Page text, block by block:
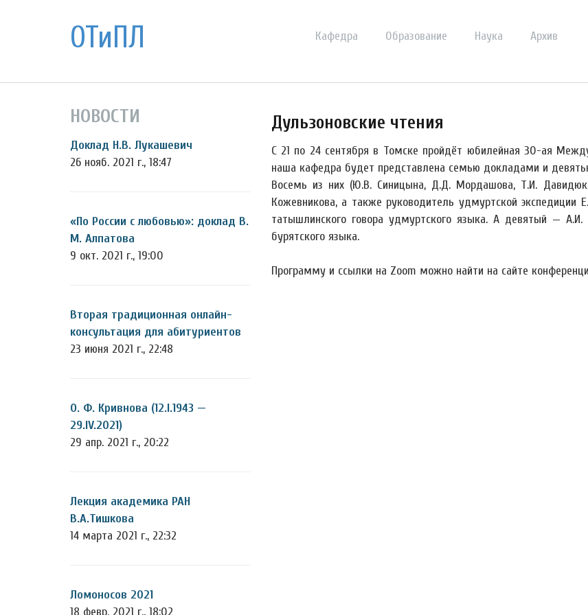
ОТиПЛ Кафедра Образование Наука Архив
НОВОСТИ
Доклад Н.В. Лукашевич
26 нояб. 2021 г., 18:47
«По России с любовью»: доклад В.
М. Алпатова
9 окт. 2021 г., 19:00
Вторая традиционная онлайн-
консультация для абитуриентов
23 июня 2021 г., 22:48
О. Ф. Кривнова (12.I.1943 —
29.IV.2021)
29 апр. 2021 г., 20:22
Лекция академика РАН
В.А.Тишкова
14 марта 2021 г., 22:32
Ломоносов 2021
18 февр. 2021 г., 18:02
Дульзоновские чтения
С 21 по 24 сентября в Томске пройдёт юбилейная 30-ая
наша кафедра будет представлена семью докладами и
Восемь из них (Ю.В. Синицына, Д.Д. Мордашова, Т.И.
Кожевникова, а также руководитель удмуртской экспедиции
татышлинского говора удмуртского языка. А девятый —
бурятского языка.
Программу и ссылки на Zoom можно найти на сайте